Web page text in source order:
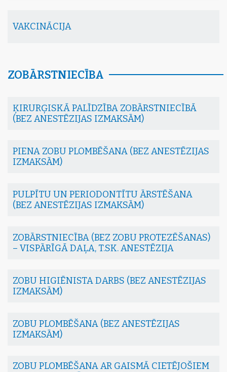
VAKCINĀCIJA
ZOBĀRSTNIECĪBA
ĶIRURĢISKĀ PALĪDZĪBA ZOBĀRSTNIECĪBĀ
(BEZ ANESTĒZIJAS IZMAKSĀM)
PIENA ZOBU PLOMBĒŠANA (BEZ ANESTĒZIJAS
IZMAKSĀM)
PULPĪTU UN PERIODONTĪTU ĀRSTĒŠANA
(BEZ ANESTĒZIJAS IZMAKSĀM)
ZOBĀRSTNIECĪBA (BEZ ZOBU PROTEZĒŠANAS)
– VISPĀRĪGĀ DAĻA, T.SK. ANESTĒZIJA
ZOBU HIGIĒNISTA DARBS (BEZ ANESTĒZIJAS
IZMAKSĀM)
ZOBU PLOMBĒŠANA (BEZ ANESTĒZIJAS
IZMAKSĀM)
ZOBU PLOMBĒŠANA AR GAISMĀ CIETĒJOŠIEM